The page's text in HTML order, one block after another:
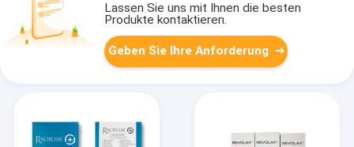
Lassen Sie uns mit Ihnen die besten
Produkte kontaktieren.
Geben Sie Ihre Anforderung